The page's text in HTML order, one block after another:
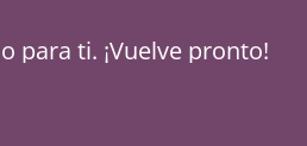
para ti. ¡Vuelve pronto!